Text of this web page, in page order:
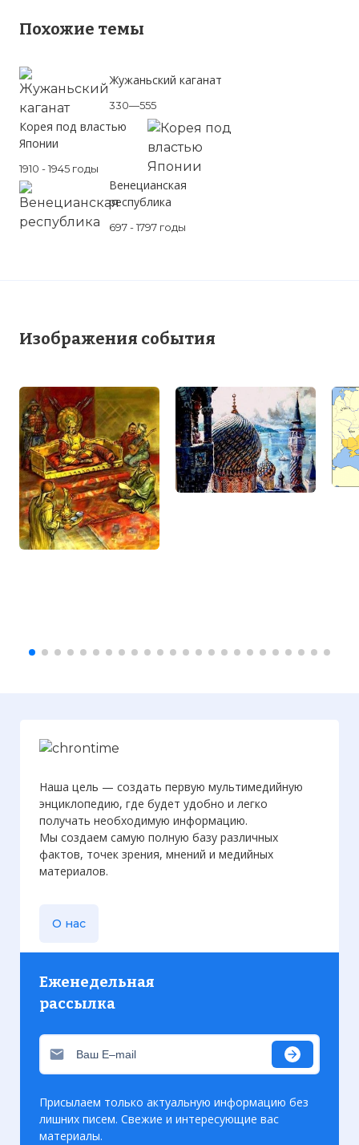
Похожие темы
Жужаньский каганат
330—555
Корея под властью
Японии
1910 - 1945 годы
Венецианская
республика
697 - 1797 годы
Изображения события
Наша цель — создать первую мультимедийную
энциклопедию, где будет удобно и легко
получать необходимую информацию.
Мы создаем самую полную базу различных
фактов, точек зрения, мнений и медийных
материалов.
О нас
Еженедельная
рассылка
Присылаем только актуальную информацию без
лишних писем. Свежие и интересующие вас
материалы.